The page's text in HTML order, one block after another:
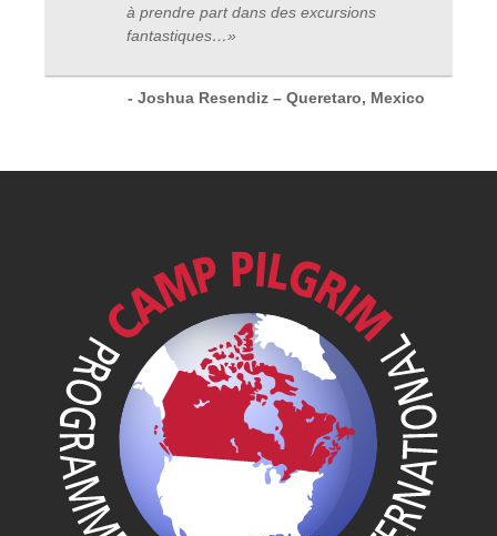
à prendre part dans des excursions
fantastiques…»
- Joshua Resendiz – Queretaro, Mexico